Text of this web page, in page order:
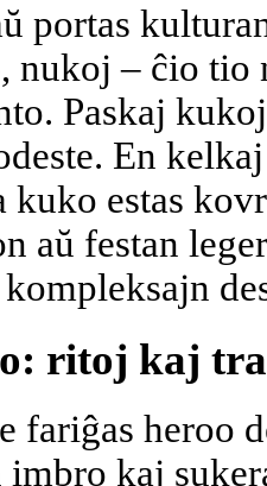
portas
nukoj – ĉio tio
Paskaj
En
kuko estas
aŭ festan
ritoj kaj
fariĝas heroo
kaj